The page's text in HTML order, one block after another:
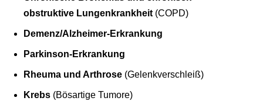
obstruktive Lungenkrankheit(COPD)
Demenz/Alzheimer-Erkrankung
Parkinson-Erkrankung
Rheuma und Arthrose (Gelenkverschleiß)
Krebs (Bösartige Tumore)